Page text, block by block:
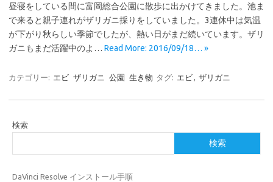
昼寝をしている間に富岡総合公園に散歩に出かけてきました。池ま
で来ると親子連れがザリガニ採りをしていました。3連休中は気温
が下がり秋らしい季節でしたが、熱い日がまだ続いています。ザリ
ガニもまだ活躍中のよ… Read More: 2016/09/18… »
カテゴリー: エビ ザリガニ 公園 生き物 タグ: エビ, ザリガニ
検索
検索
DaVinci Resolve インストール手順